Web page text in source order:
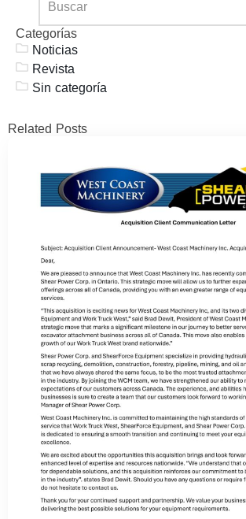
Categorías
Noticias
Revista
Sin categoría
Related Posts